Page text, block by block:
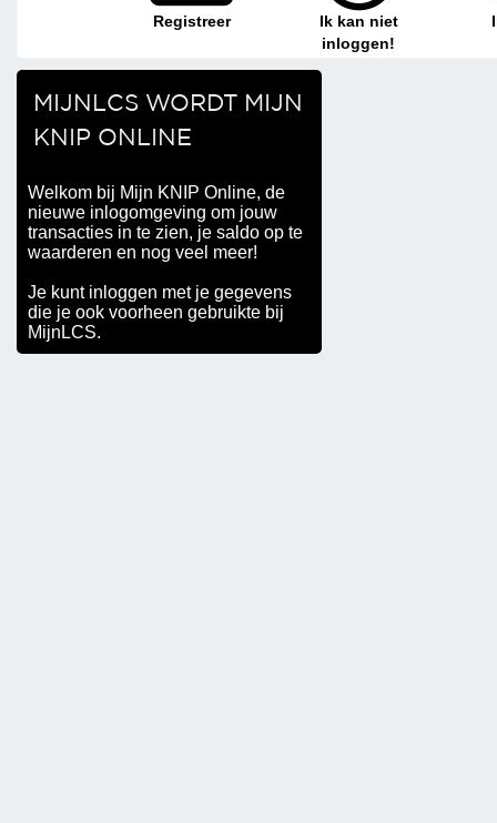
Ik kan niet
inloggen!
Registreer
MIJNLCS WORDT MIJN
KNIP ONLINE
Welkom bij Mijn KNIP Online, de
nieuwe inlogomgeving om jouw
transacties in te zien, je saldo op te
waarderen en nog veel meer!
Je kunt inloggen met je gegevens
die je ook voorheen gebruikte bij
MijnLCS.